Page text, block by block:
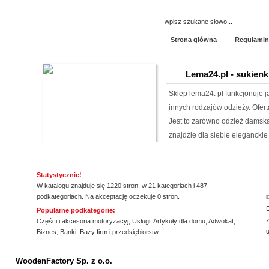
Strona główna
Lema24.pl -
Sklep lema24. pl funkcjonuje
innych rodzajów odzieży.
Jest to zarówno odzież
znajdzie dla siebie
Obsługujemy też serwis
nas pracownicy to
informacje na temat urządzeń
Statystycznie!
W katalogu znajduje się 1220 stron, w 21 kategoriach i 487
podkategoriach. Na akceptację oczekuje 0 stron.
Popularne podkategorie:
Części i akcesoria motoryzacyj Usługi Artykuły dla domu Adwokat
Biznes
Banki Bazy firm i przedsiębiorstw,
WoodenFactory Sp. z o.o.